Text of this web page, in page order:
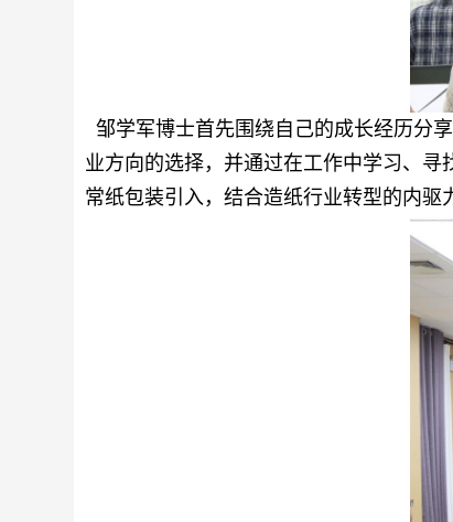
邹学军博士首先围绕自己的成长经历分
业方向的选择，并通过在工作中学习、
常纸包装引入，结合造纸行业转型的内驱